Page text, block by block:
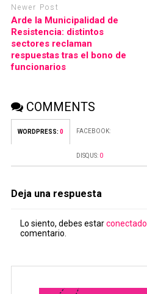
Newer Post
Arde la Municipalidad de
Resistencia: distintos
sectores reclaman
respuestas tras el bono de
funcionarios
COMMENTS
WORDPRESS: 0 FACEBOOK:
DISQUS: 0
Deja una respuesta
Lo siento, debes estarconectado
comentario.